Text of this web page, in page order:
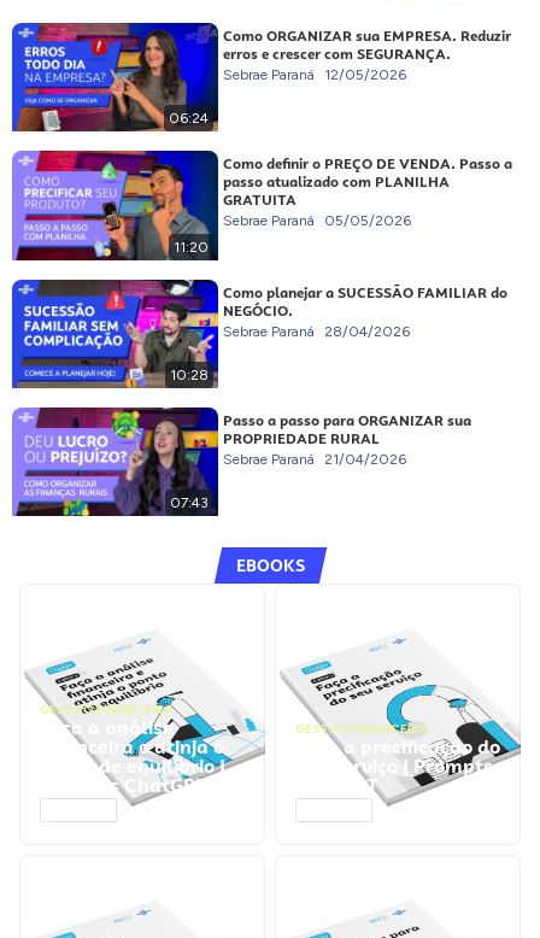
06:24
Como ORGANIZAR sua EMPRESA. Reduzir
erros e crescer com SEGURANÇA.
Sebrae Paraná 12/05/2026
11:20
Como definir o PREÇO DE VENDA. Passo a
passo atualizado com PLANILHA
GRATUITA
Sebrae Paraná 05/05/2026
10:28
Como planejar a SUCESSÃO FAMILIAR do
NEGÓCIO.
Sebrae Paraná 28/04/2026
07:43
Passo a passo para ORGANIZAR sua
PROPRIEDADE RURAL
Sebrae Paraná 21/04/2026
EBOOKS
GESTÃO FINANCEIRA
Faça a análise
financeira e atinja o
ponto de equilíbrio |
Prompts ChatGPT
GESTÃO FINANCEIRA
Faça a precificação do
seu serviço | Prompts
ChatGPT